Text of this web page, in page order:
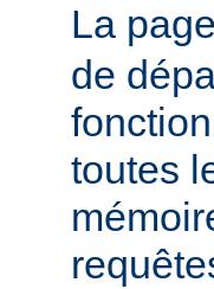
La page
de
toutes